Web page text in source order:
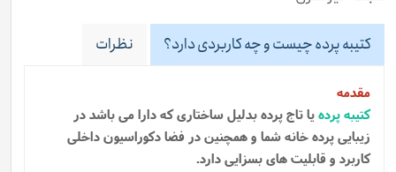
کتیبه پرده چیست و چه کاربردی دارد؟ نظرات
مقدمه
کتیبه پردهیا تاج پرده بدلیل ساختاری که دارا می باشد در
زیبایی پرده خانه شما و همچنین در فضا دکوراسیون داخلی
کاربرد و قابلیت های بسزایی دارد.